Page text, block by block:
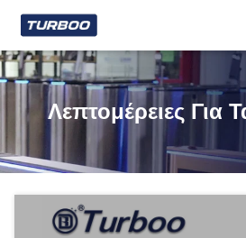
Λεπτομέρειες Για